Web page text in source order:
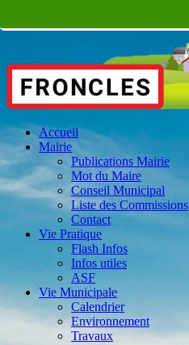
Accueil
Mairie
Publications Mairie
Mot du Maire
Conseil Municipal
Liste des Commissions
Contact
Vie Pratique
Flash Infos
Infos utiles
ASF
Vie Municipale
Calendrier
Environnement
Travaux